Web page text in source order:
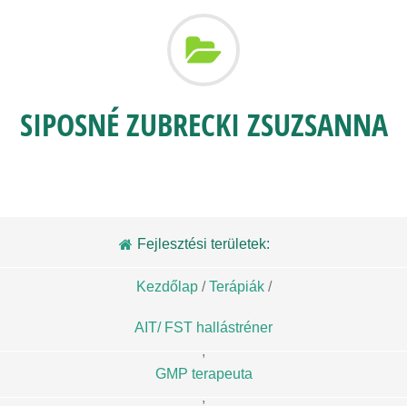
SIPOSNÉ ZUBRECKI ZSUZSANNA
Fejlesztési területek:
Kezdőlap / Terápiák /
AIT/ FST hallástréner
,
GMP terapeuta
,